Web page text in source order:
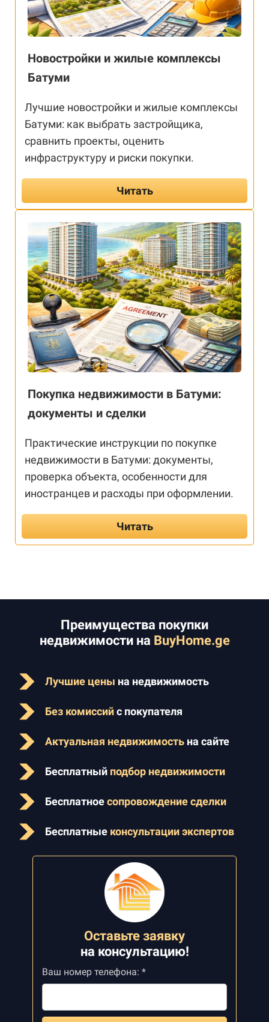
Новостройки и жилые комплексы
Батуми
Лучшие новостройки и жилые комплексы
Батуми: как выбрать застройщика,
сравнить проекты, оценить
инфраструктуру и риски покупки.
Читать
Покупка недвижимости в Батуми:
документы и сделки
Практические инструкции по покупке
недвижимости в Батуми: документы,
проверка объекта, особенности для
иностранцев и расходы при оформлении.
Читать
Преимущества покупки
недвижимости на BuyHome.ge
Лучшие цены на недвижимость
Без комиссийс покупателя
Актуальная недвижимость на сайте
Бесплатный подбор недвижимости
Бесплатноесопровождение сделки
Бесплатные консультации экспертов
Оставьте заявку
на консультацию!
Ваш номер телефона: *